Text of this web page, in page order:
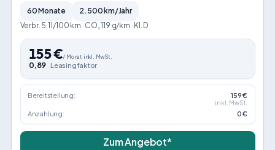
60 Monate
2.500 km/Jahr
Verbr. 5,1 l/100 km · CO₂ 119 g/km · Kl. D
155€/ Monat inkl. MwSt.
0,89 Leasingfaktor
Bereitstellung: 159 €
inkl. MwSt.
Anzahlung: 0 €
Zum Angebot*